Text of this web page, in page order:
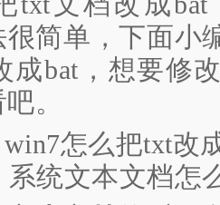
很简单，下面小
成bat，想要修
。